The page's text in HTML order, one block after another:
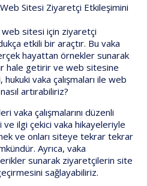
Web Sitesi Ziyaretçi Etkileşimini
web sitesi için ziyaretçi
etkili bir araçtır. Bu vaka
hayattan örnekler sunarak
hale getirir ve web sitesine
vaka çalışmaları ile web
artırabiliriz?
vaka çalışmalarını düzenli
ilgi çekici vaka hikayeleriyle
ve onları siteye tekrar tekrar
Ayrıca, vaka
sunarak ziyaretçilerin site
sağlayabiliriz.